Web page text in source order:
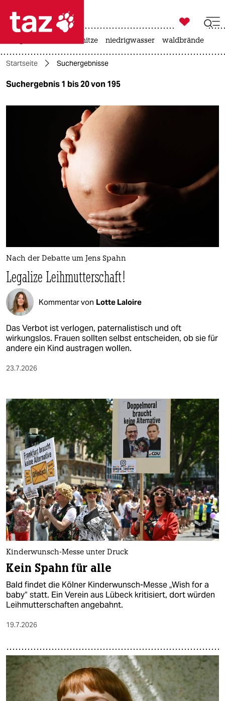
 taz zahl ich
taz zahl ich
themen
gesellschaft
nord
wahrheit
verlag
verlag
veranstaltungen
shop
fragen & hilfe
abo
genossenschaft
epaper login

taz zahl ich
hitze niedrigwasser waldbrände
Startseite Suchergebnisse
Suchergebnis 1 bis 20 von 195
Nach der Debatte um Jens Spahn
Legalize Leihmutterschaft!
Kommentar von Lotte Laloire
Das Verbot ist verlogen, paternalistisch und oft
wirkungslos. Frauen sollten selbst entscheiden, ob sie für
andere ein Kind austragen wollen.
23.7.2026
Kinderwunsch-Messe unter Druck
Kein Spahn für alle
Bald findet die Kölner Kinderwunsch-Messe „Wish for a
baby“ statt. Ein Verein aus Lübeck kritisiert, dort würden
Leihmutterschaften angebahnt.
19.7.2026